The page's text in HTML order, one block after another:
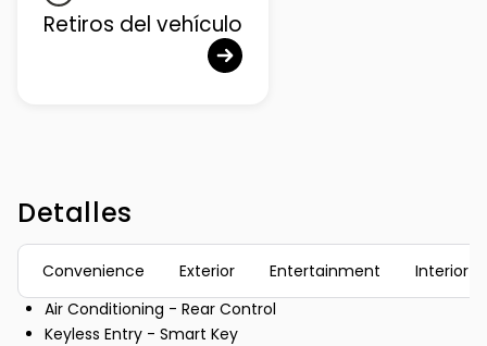
Retiros del vehículo
Detalles
Convenience Exterior Entertainment
Interior
Air Conditioning - Rear Control
Keyless Entry - Smart Key